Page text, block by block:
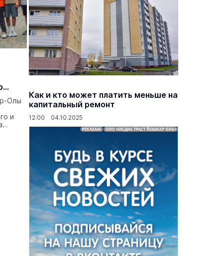
Олы
и
Как и кто может платить меньше на
капитальный ремонт
12:00 04.10.2025